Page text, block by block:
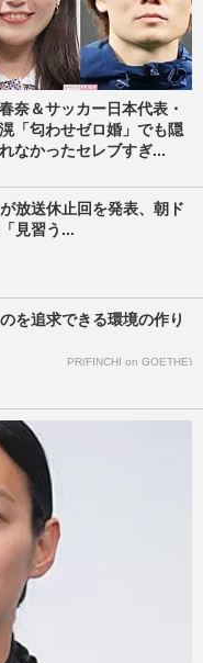
奈＆サッカー日本代表・
「匂わせゼロ婚」でも隠
なかったセレブすぎ...
放送休止回を発表、朝ド
見習う...
を追求できる環境の作り
PR(FINCHI on GOETHE)